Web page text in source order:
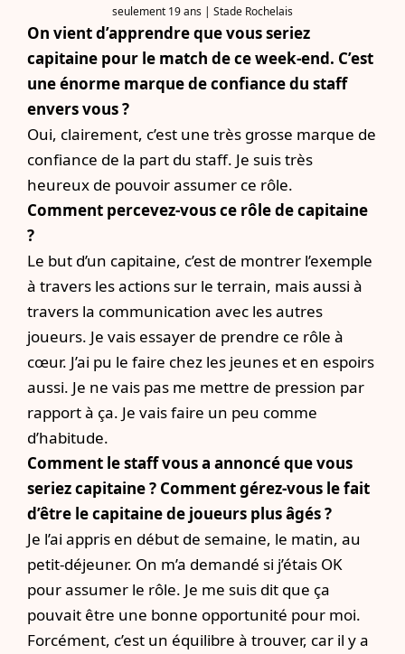
seulement 19 ans | Stade Rochelais
On vient d’apprendre que vous seriez
capitaine pour le match de ce week-end. C’est
une énorme marque de confiance du staff
envers vous ?
Oui, clairement, c’est une très grosse marque de
confiance de la part du staff. Je suis très
heureux de pouvoir assumer ce rôle.
Comment percevez-vous ce rôle de capitaine
?
Le but d’un capitaine, c’est de montrer l’exemple
à travers les actions sur le terrain, mais aussi à
travers la communication avec les autres
joueurs. Je vais essayer de prendre ce rôle à
cœur. J’ai pu le faire chez les jeunes et en espoirs
aussi. Je ne vais pas me mettre de pression par
rapport à ça. Je vais faire un peu comme
d’habitude.
Comment le staff vous a annoncé que vous
seriez capitaine ? Comment gérez-vous le fait
d’être le capitaine de joueurs plus âgés ?
Je l’ai appris en début de semaine, le matin, au
petit-déjeuner. On m’a demandé si j’étais OK
pour assumer le rôle. Je me suis dit que ça
pouvait être une bonne opportunité pour moi.
Forcément, c’est un équilibre à trouver, car il y a